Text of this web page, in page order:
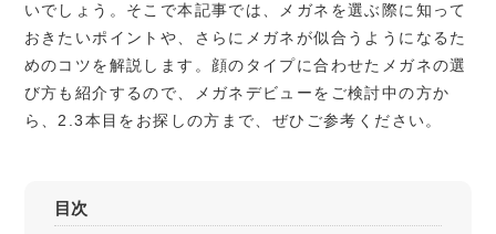
いでしょう。そこで本記事では、メガネを選ぶ際に知って
おきたいポイントや、さらにメガネが似合うようになるた
めのコツを解説します。顔のタイプに合わせたメガネの選
び方も紹介するので、メガネデビューをご検討中の方か
ら、2.3本目をお探しの方まで、ぜひご参考ください。
目次